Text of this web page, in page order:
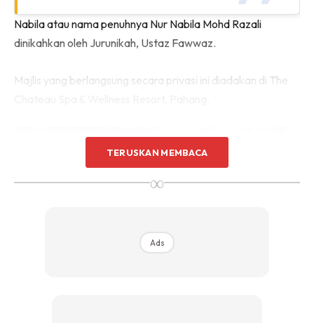
Nabila atau nama penuhnya Nur Nabila Mohd Razali
dinikahkan oleh Jurunikah, Ustaz Fawwaz.
Majlis yang berlangsung secara privasi ini diadakan di The
TERUSKAN MEMBACA
∞
Ads